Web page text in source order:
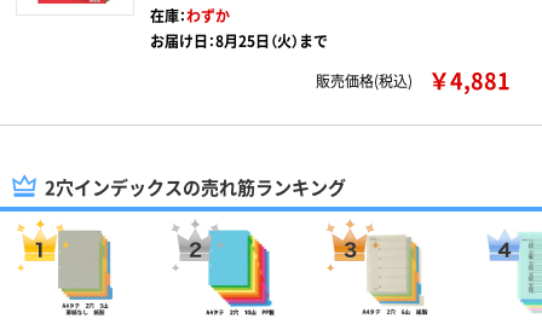
在庫：わずか
お届け日：8月25日（火）まで
販売価格(税込)
￥4,881
2穴インデックスの売れ筋ランキング